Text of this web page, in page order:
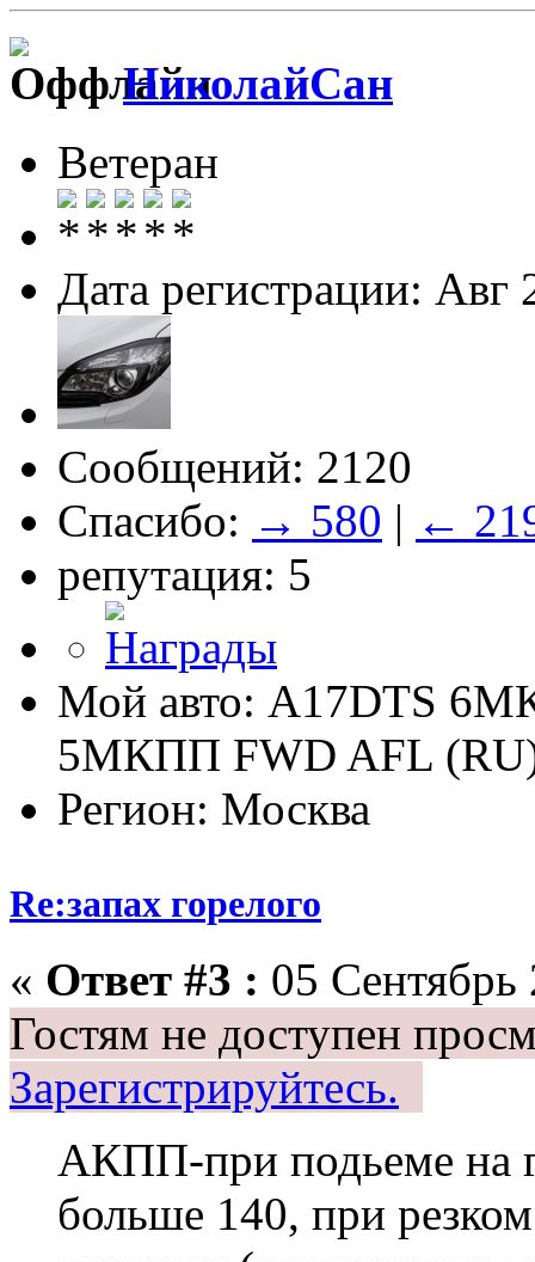
НиколайСан
Ветеран
Дата регистрации: Авг
Сообщений: 2120
Спасибо: → 580 | ←
репутация: 5
Мой авто: A17DTS
5MКПП FWD AFL
Регион: Москва
Re:запах горелого
« Ответ #3 : 05
Гостям не доступен
Зарегистрируйтесь.
АКПП-при подьеме на
больше 140, при